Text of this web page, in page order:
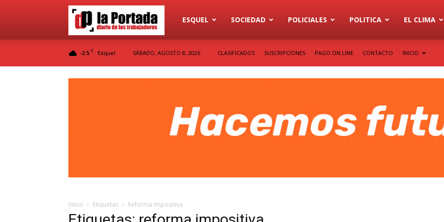
Diario
ESQUEL SOCIEDAD POLICIALES POLITICA EL CLIMA
-2.5 C Esquel SÁBADO, AGOSTO 8, 2026 CLASIFICADOS SUSCRIPCIONES PAGO ON LINE CONTACTO INICIO
Inicio Etiquetas Reforma impositiva